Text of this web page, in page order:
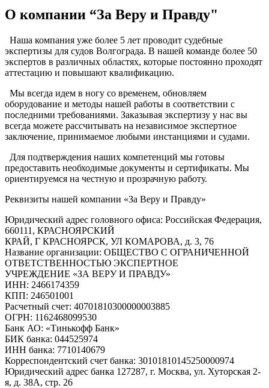
О компании “За Веру и Правду"
Наша компания уже более 5 лет проводит судебные
экспертизы для судов Волгограда. В нашей команде более 50
экспертов в различных областях, которые постоянно проходят
аттестацию и повышают квалификацию.
Мы всегда идем в ногу со временем, обновляем
оборудование и методы нашей работы в соответствии с
последними требованиями. Заказывая экспертизу у нас вы
всегда можете рассчитывать на независимое экспертное
заключение, принимаемое любыми инстанциями и судами.
Для подтверждения наших компетенций мы готовы
предоставить необходимые документы и сертификаты. Мы
ориентируемся на честную и прозрачную работу.
Реквизиты нашей компании «За Веру и Правду»
Юридический адрес головного офиса: Российская Федерация,
660111, КРАСНОЯРСКИЙ
КРАЙ, Г КРАСНОЯРСК, УЛ КОМАРОВА, д. 3, 76
Название организации: ОБЩЕСТВО С ОГРАНИЧЕННОЙ
ОТВЕТСТВЕННОСТЬЮ ЭКСПЕРТНОЕ
УЧРЕЖДЕНИЕ «ЗА ВЕРУ И ПРАВДУ»
ИНН: 2466174359
КПП: 246501001
Расчетный счет: 40701810300000003885
ОГРН: 1162468099530
Банк АО: «Тинькофф Банк»
БИК банка: 044525974
ИНН банка: 7710140679
Корреспондентский счет банка: 30101810145250000974
Юридический адрес банка 127287, г. Москва, ул. Хуторская 2-
я, д. 38А, стр. 26